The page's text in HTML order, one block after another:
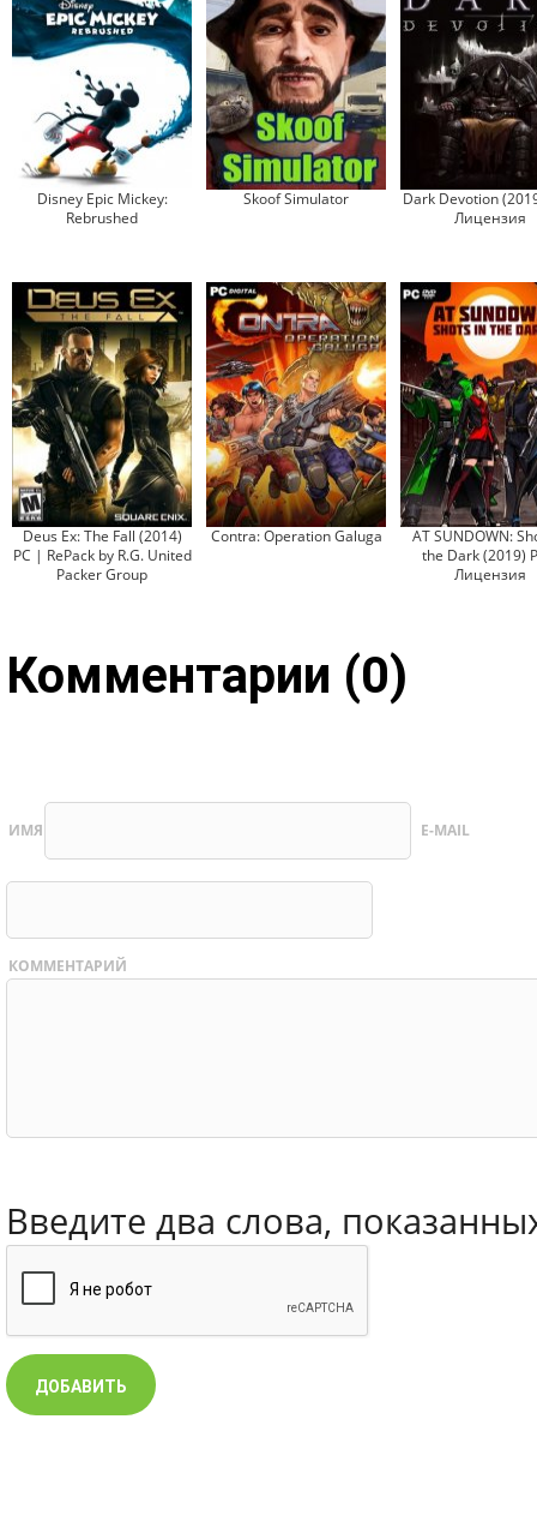
Disney Epic Mickey:
Rebrushed
Skoof Simulator
Dark Devotion
Лицензия
Deus Ex: The Fall (2014)
PC | RePack by R.G. United
Packer Group
Contra: Operation Galuga
AT SUNDOWN:
the Dark (2019)
Лицензия
Комментарии (0)
ИМЯ E-MAIL
КОММЕНТАРИЙ
Введите два слова,